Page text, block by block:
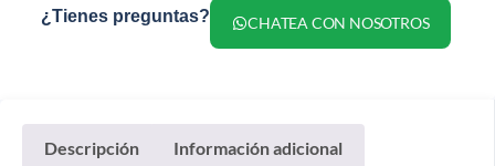
¿Tienes preguntas? CHATEA CON NOSOTROS
Descripción Información adicional